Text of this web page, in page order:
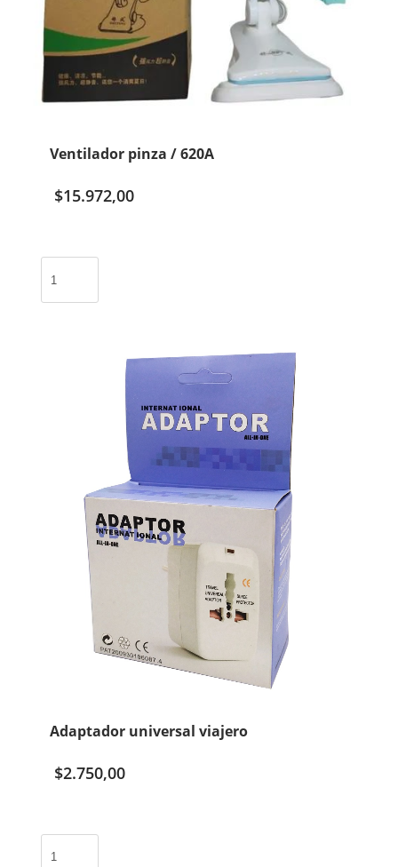
Ventilador pinza / 620A
$15.972,00
pinza
Adaptador universal viajero
$2.750,00
universal